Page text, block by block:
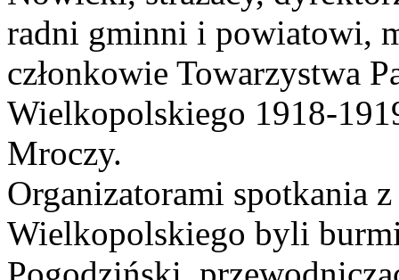
radni gminni i powiatowi,
członkowie Towarzystwa
Wielkopolskiego 1918-
Mroczy.
Organizatorami spotkania
Wielkopolskiego byli